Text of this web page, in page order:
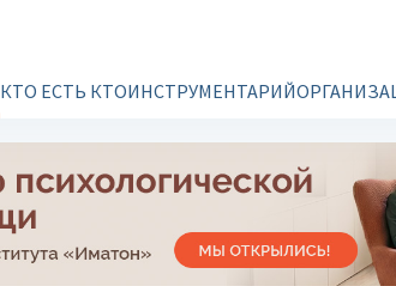
КТО ЕСТЬ КТОИНСТРУМЕНТАРИЙ